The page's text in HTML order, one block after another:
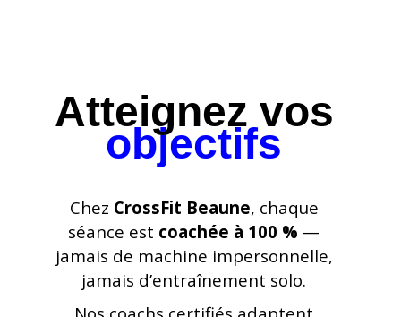
Atteignez vos
objectifs
Chez CrossFit Beaune, chaque
séance est coachée à 100 % —
jamais de machine impersonnelle,
jamais d’entraînement solo.